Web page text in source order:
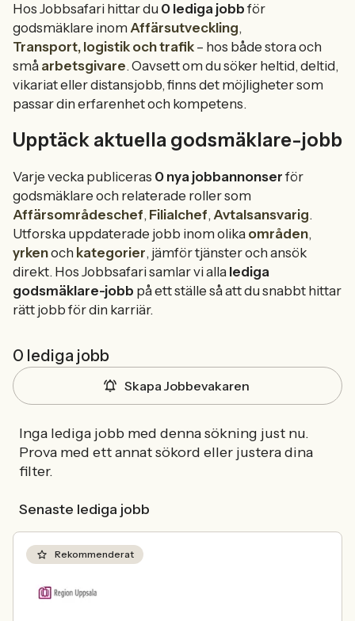
Hos Jobbsafari hittar du 0 lediga jobb för
godsmäklare inom Affärsutveckling,
Transport, logistik och trafik – hos både stora och
små arbetsgivare. Oavsett om du söker heltid, deltid,
vikariat eller distansjobb, finns det möjligheter som
passar din erfarenhet och kompetens.
Upptäck aktuella godsmäklare-jobb
Varje vecka publiceras 0 nya jobbannonser för
godsmäklare och relaterade roller som
Affärsområdeschef, Filialchef,Avtalsansvarig.
Utforska uppdaterade jobb inom olika områden,
yrkenoch kategorier, jämför tjänster och ansök
direkt. Hos Jobbsafari samlar vi alla lediga
godsmäklare-jobb på ett ställe så att du snabbt hittar
rätt jobb för din karriär.
0 lediga jobb
Skapa Jobbevakaren
Inga lediga jobb med denna sökning just nu.
Prova med ett annat sökord eller justera dina
filter.
Senaste lediga jobb
Rekommenderat